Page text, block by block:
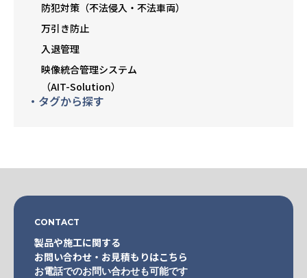
防犯対策（不法侵入・不法車両）
万引き防止
入退管理
映像統合管理システム
（AIT-Solution）
・タグから探す
CONTACT
製品や施工に関する
お問い合わせ・お見積もりはこちら
お電話でのお問い合わせも可能です